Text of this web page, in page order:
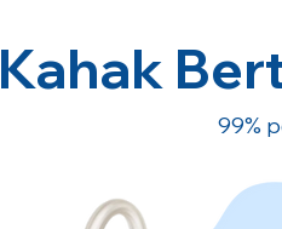
Kahak
99%